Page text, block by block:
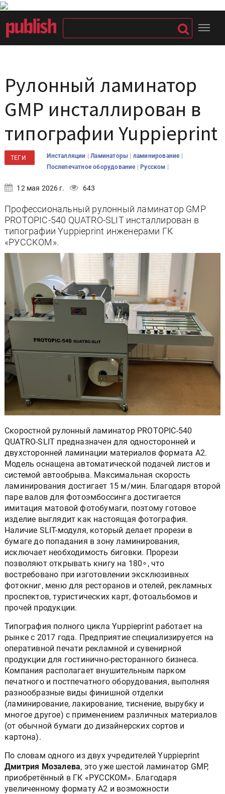
Рулонный ламинатор
GMP инсталлирован в
типографии Yuppieprint
ТЕГИ Инсталляции |Ламинаторы | ламинирование |
Послепечатное оборудование |Русском |
12 мая 2026 г. 643
Профессиональный рулонный ламинатор GMP
PROTOPIC-540 QUATRO-SLIT инсталлирован в
типографии Yuppieprint инженерами ГК
«РУССКОМ».
Скоростной рулонный ламинатор PROTOPIC-540
QUATRO-SLIT предназначен для односторонней и
двухсторонней ламинации материалов формата А2.
Модель оснащена автоматической подачей листов и
системой автообрыва. Максимальная скорость
ламинирования достигает 15 м/мин. Благодаря второй
паре валов для фотоэмбоссинга достигается
имитация матовой фотобумаги, поэтому готовое
изделие выглядит как настоящая фотография.
Наличие SLIT-модуля, который делает прорези в
бумаге до попадания в зону ламинирования,
исключает необходимость биговки. Прорези
позволяют открывать книгу на 180∘, что
востребовано при изготовлении эксклюзивных
фотокниг, меню для ресторанов и отелей, рекламных
проспектов, туристических карт, фотоальбомов и
прочей продукции.
Типография полного цикла Yuppieprint работает на
рынке с 2017 года. Предприятие специализируется на
оперативной печати рекламной и сувенирной
продукции для гостинично-ресторанного бизнеса.
Компания располагает внушительным парком
печатного и постпечатного оборудования, выполняя
разнообразные виды финишной отделки
(ламинирование, лакирование, тиснение, вырубку и
многое другое) с применением различных материалов
(от обычной бумаги до дизайнерских сортов и
картона).
По словам одного из двух учредителей Yuppieprint
Дмитрия Мозалева, это уже шестой ламинатор GMP,
приобретённый в ГК «РУССКОМ». Благодаря
увеличенному формату А2 и возможности